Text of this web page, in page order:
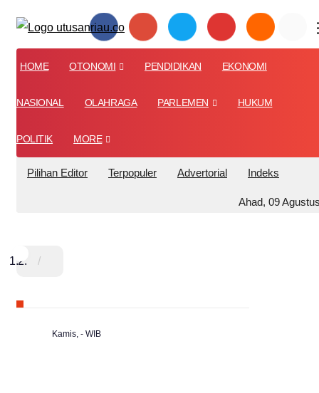
HOME OTONOMI PENDIDIKAN EKONOMI
NASIONAL OLAHRAGA PARLEMEN HUKUM
POLITIK MORE
Pilihan Editor Terpopuler Advertorial Indeks
Ahad, 09
Kamis, - WIB